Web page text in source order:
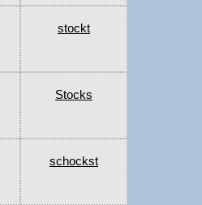
stockt
Stocks
schockst